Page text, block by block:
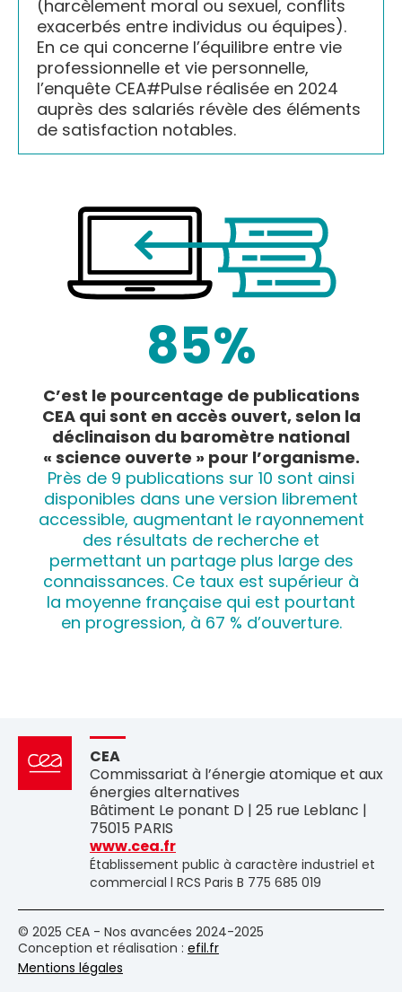
(harcèlement moral ou sexuel, conflits
exacerbés entre individus ou équipes).
En ce qui concerne l’équilibre entre vie
professionnelle et vie personnelle,
l’enquête CEA#Pulse réalisée en 2024
auprès des salariés révèle des éléments
de satisfaction notables.
85%
C’est le pourcentage de publications
CEA qui sont en accès ouvert, selon la
déclinaison du baromètre national
« science ouverte » pour l’organisme.
Près de 9 publications sur 10 sont ainsi
disponibles dans une version librement
accessible, augmentant le rayonnement
des résultats de recherche et
permettant un partage plus large des
connaissances. Ce taux est supérieur à
la moyenne française qui est pourtant
en progression, à 67 % d’ouverture.
CEA
Commissariat à l’énergie atomique et aux
énergies alternatives
Bâtiment Le ponant D | 25 rue Leblanc |
75015 PARIS
www.cea.fr
Établissement public à caractère industriel et
commercial l RCS Paris B 775 685 019
© 2025 CEA - Nos avancées 2024-2025
Conception et réalisation : efil.fr
Mentions légales